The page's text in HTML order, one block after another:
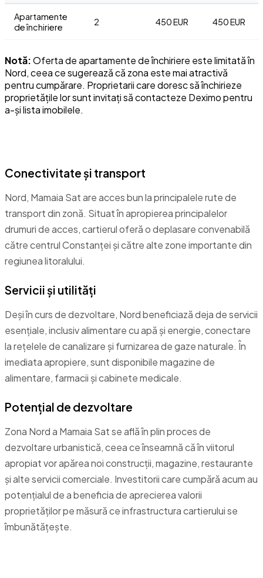
Apartamente
de închiriere
2 450 EUR 450 EUR
Notă:Oferta de apartamente de închiriere este limitată în
Nord, ceea ce sugerează că zona este mai atractivă
pentru cumpărare. Proprietarii care doresc să închirieze
proprietățile lor sunt invitați să contacteze Deximo pentru
a-și lista imobilele.
Conectivitate și transport
Nord, Mamaia Sat are acces bun la principalele rute de
transport din zonă. Situat în apropierea principalelor
drumuri de acces, cartierul oferă o deplasare convenabilă
către centrul Constanței și către alte zone importante din
regiunea litoralului.
Servicii și utilități
Deși în curs de dezvoltare, Nord beneficiază deja de servicii
esențiale, inclusiv alimentare cu apă și energie, conectare
la rețelele de canalizare și furnizarea de gaze naturale. În
imediata apropiere, sunt disponibile magazine de
alimentare, farmacii și cabinete medicale.
Potențial de dezvoltare
Zona Nord a Mamaia Sat se află în plin proces de
dezvoltare urbanistică, ceea ce înseamnă că în viitorul
apropiat vor apărea noi construcții, magazine, restaurante
și alte servicii comerciale. Investitorii care cumpără acum au
potențialul de a beneficia de aprecierea valorii
proprietăților pe măsură ce infrastructura cartierului se
îmbunătățește.